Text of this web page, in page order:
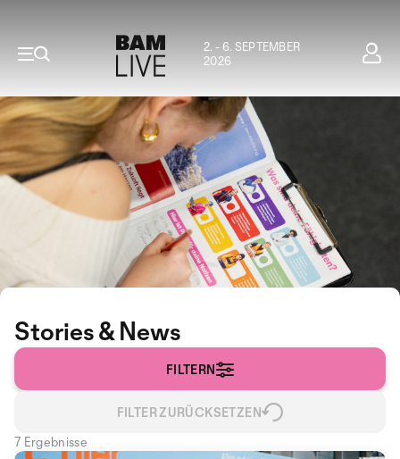
2. - 6. SEPTEMBER
2026
Stories & News
FILTERN
FILTER ZURÜCKSETZEN
7 Ergebnisse